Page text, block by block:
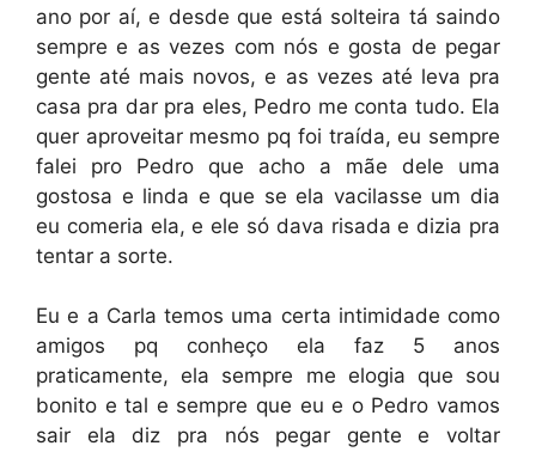
ano por aí, e desde que está solteira tá saindo
sempre e as vezes com nós e gosta de pegar
gente até mais novos, e as vezes até leva pra
casa pra dar pra eles, Pedro me conta tudo. Ela
quer aproveitar mesmo pq foi traída, eu sempre
falei pro Pedro que acho a mãe dele uma
gostosa e linda e que se ela vacilasse um dia
eu comeria ela, e ele só dava risada e dizia pra
tentar a sorte.
Eu e a Carla temos uma certa intimidade como
amigos pq conheço ela faz 5 anos
praticamente, ela sempre me elogia que sou
bonito e tal e sempre que eu e o Pedro vamos
sair ela diz pra nós pegar gente e voltar